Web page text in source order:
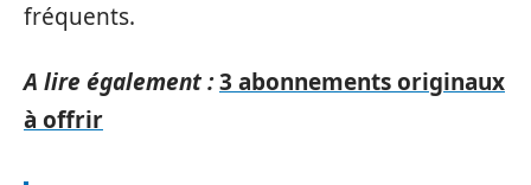
fréquents.
A lire également :3 abonnements originaux
à offrir